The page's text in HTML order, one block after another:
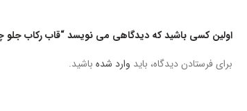
اولین کسی باشید که دیدگاهی می نویسد “قاب رکاب جلو چپ ام
برای فرستادن دیدگاه، باید وارد شدهباشید.